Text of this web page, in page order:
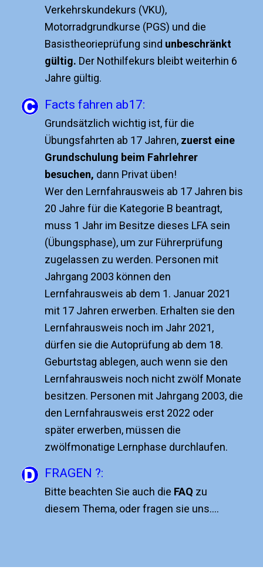
Verkehrskundekurs (VKU),
Motorradgrundkurse (PGS) und die
Basistheorieprüfung sind unbeschränkt
gültig. Der Nothilfekurs bleibt weiterhin 6
Jahre gültig.
Facts fahren ab17:
Grundsätzlich wichtig ist, für die
Übungsfahrten ab 17 Jahren, zuerst eine
Grundschulung beim Fahrlehrer
besuchen, dann Privat üben!
Wer den Lernfahrausweis ab 17 Jahren bis
20 Jahre für die Kategorie B beantragt,
muss 1 Jahr im Besitze dieses LFA sein
(Übungsphase), um zur Führerprüfung
zugelassen zu werden. Personen mit
Jahrgang 2003 können den
Lernfahrausweis ab dem 1. Januar 2021
mit 17 Jahren erwerben. Erhalten sie den
Lernfahrausweis noch im Jahr 2021,
dürfen sie die Autoprüfung ab dem 18.
Geburtstag ablegen, auch wenn sie den
Lernfahrausweis noch nicht zwölf Monate
besitzen. Personen mit Jahrgang 2003, die
den Lernfahrausweis erst 2022 oder
später erwerben, müssen die
zwölfmonatige Lernphase durchlaufen.
FRAGEN ?:
Bitte beachten Sie auch die FAQ zu
diesem Thema, oder fragen sie uns….